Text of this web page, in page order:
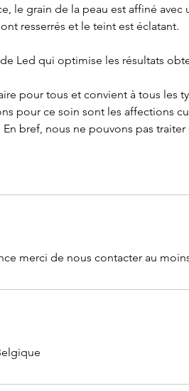
le grain de la peau est affiné avec
resserrés et le teint est éclatant.
Led qui optimise les résultats
pour tous et convient à tous les
pour ce soin sont les affections
bref, nous ne pouvons pas
merci de nous contacter au